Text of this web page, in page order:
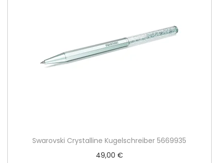
Swarovski Crystalline Kugelschreiber 5669935
49,00 €